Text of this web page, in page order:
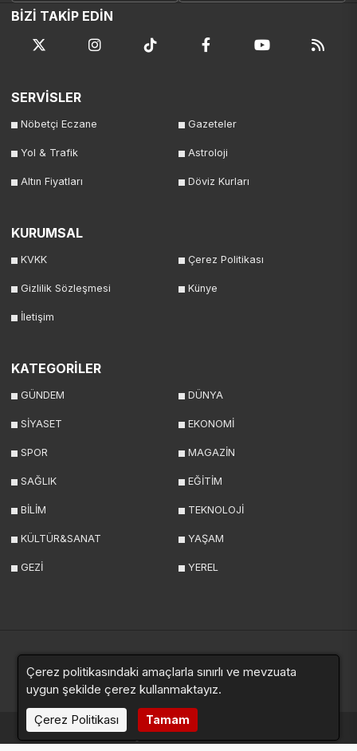
Uşak Van Yalova Yozgat
BİZİ TAKİP EDİN
SERVİSLER
Nöbetçi Eczane Gazeteler
Yol & Trafik Astroloji
Altın Fiyatları Döviz Kurları
KURUMSAL
KVKK Çerez Politikası
Gizlilik Sözleşmesi Künye
İletişim
KATEGORİLER
GÜNDEM DÜNYA
SİYASET EKONOMİ
SPOR MAGAZİN
SAĞLIK EĞİTİM
BİLİM TEKNOLOJİ
KÜLTÜR&SANAT YAŞAM
GEZİ YEREL
Yazarlar VideolarGalerilerAnketler
haberde.net © 2024. Tüm hakları saklıdır.
Çerez politikasındaki amaçlarla sınırlı ve mevzuata
uygun şekilde çerez kullanmaktayız.
Çerez Politikası
Tamam